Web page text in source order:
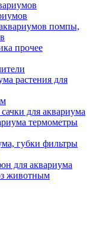
помпы,
прочее
растения для
сачки для аквариума
термометры
фильтры
для аквариума
животным